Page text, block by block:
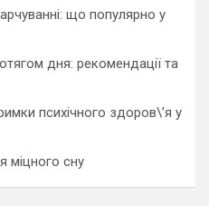
що популярно у
дня: рекомендації та
психічного здоров\’я у
міцного сну